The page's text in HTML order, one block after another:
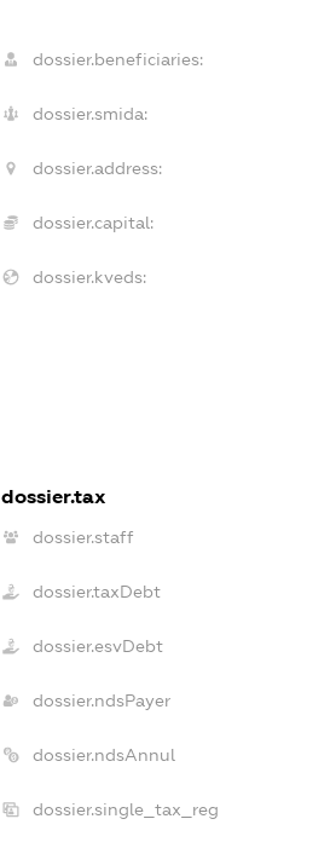
dossier.beneficiaries:
dossier.smida:
dossier.address:
dossier.capital:
dossier.kveds:
dossier.tax
dossier.staff
dossier.taxDebt
dossier.esvDebt
dossier.ndsPayer
dossier.ndsAnnul
dossier.single_tax_reg